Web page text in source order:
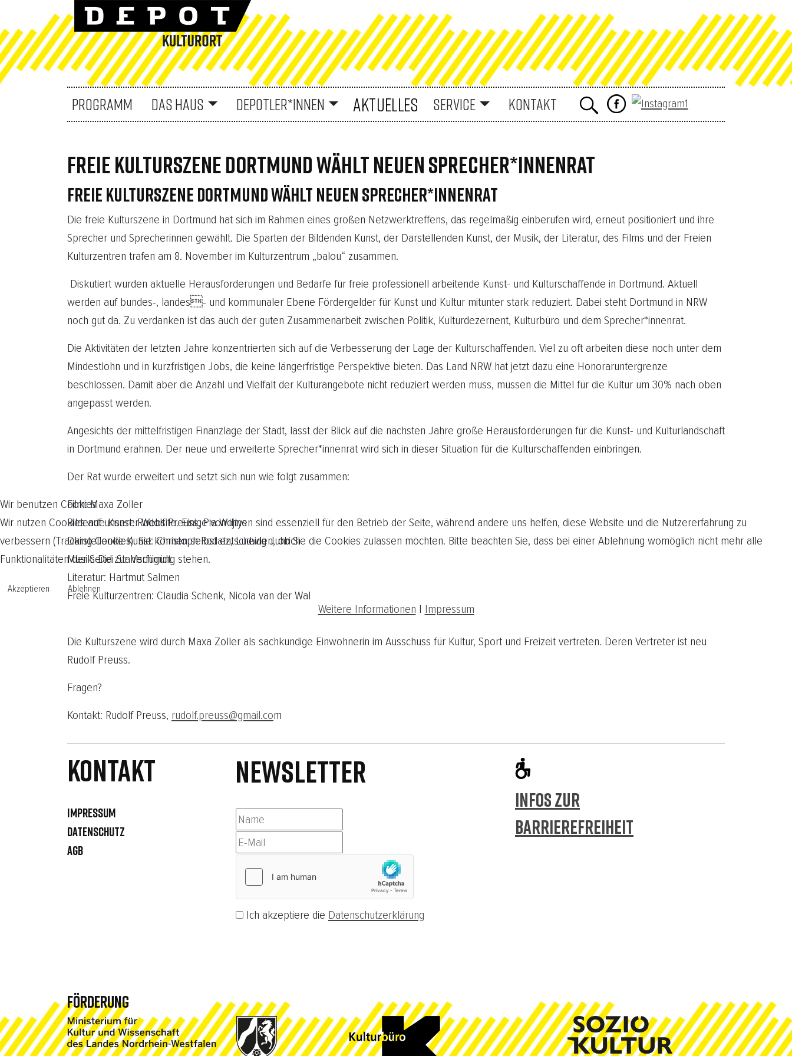
PROGRAMM DAS HAUS DEPOTLER*INNEN AKTUELLES SERVICE KONTAKT
FREIE KULTURSZENE DORTMUND WÄHLT NEUEN SPRECHER*INNENRAT
FREIE KULTURSZENE DORTMUND WÄHLT NEUEN SPRECHER*INNENRAT
Die freie Kulturszene in Dortmund hat sich im Rahmen eines großen Netzwerktreffens, das regelmäßig einberufen wird, erneut positioniert und ihre
Sprecher und Sprecherinnen gewählt. Die Sparten der Bildenden Kunst, der Darstellenden Kunst, der Musik, der Literatur, des Films und der Freien
Kulturzentren trafen am 8. November im Kulturzentrum „balou“ zusammen.
Diskutiert wurden aktuelle Herausforderungen und Bedarfe für freie professionell arbeitende Kunst- und Kulturschaffende in Dortmund. Aktuell
werden auf bundes-, landes- und kommunaler Ebene Fördergelder für Kunst und Kultur mitunter stark reduziert. Dabei steht Dortmund in NRW
noch gut da. Zu verdanken ist das auch der guten Zusammenarbeit zwischen Politik, Kulturdezernent, Kulturbüro und dem Sprecher*innenrat.
Die Aktivitäten der letzten Jahre konzentrierten sich auf die Verbesserung der Lage der Kulturschaffenden. Viel zu oft arbeiten diese noch unter dem
Mindestlohn und in kurzfristigen Jobs, die keine längerfristige Perspektive bieten. Das Land NRW hat jetzt dazu eine Honoraruntergrenze
beschlossen. Damit aber die Anzahl und Vielfalt der Kulturangebote nicht reduziert werden muss, müssen die Mittel für die Kultur um 30% nach oben
angepasst werden.
Angesichts der mittelfristigen Finanzlage der Stadt, lässt der Blick auf die nächsten Jahre große Herausforderungen für die Kunst- und Kulturlandschaft
in Dortmund erahnen. Der neue und erweiterte Sprecher*innenrat wird sich in dieser Situation für die Kulturschaffenden einbringen.
Der Rat wurde erweitert und setzt sich nun wie folgt zusammen:
Film: Maxa Zoller
Bildende Kunst: Rudolf Preuss, Pia Wojtys
Darstellende Kunst: Christoph Rodatz, Ludwig Juhrich
Musik: Didi Stahlschmidt
Literatur: Hartmut Salmen
Freie Kulturzentren: Claudia Schenk, Nicola van der Wal
Die Kulturszene wird durch Maxa Zoller als sachkundige Einwohnerin im Ausschuss für Kultur, Sport und Freizeit vertreten. Deren Vertreter ist neu
Rudolf Preuss.
Fragen?
Kontakt: Rudolf Preuss, rudolf.preuss@gmail.com
Kontakt
IMPRESSUM
DATENSCHUTZ
AGB
NEWSLETTER
Ich akzeptiere die Datenschutzerklärung
INFOS ZUR
BARRIEREFREIHEIT
FÖRDERUNG
Wir benutzen Cookies
Wir nutzen Cookies auf unserer Website. Einige von ihnen sind essenziell für den Betrieb der Seite, während andere uns helfen, diese Website und die Nutzererfahrung zu
verbessern (Tracking Cookies). Sie können selbst entscheiden, ob Sie die Cookies zulassen möchten. Bitte beachten Sie, dass bei einer Ablehnung womöglich nicht mehr alle
Funktionalitäten der Seite zur Verfügung stehen.
Akzeptieren Ablehnen
Weitere Informationen | Impressum